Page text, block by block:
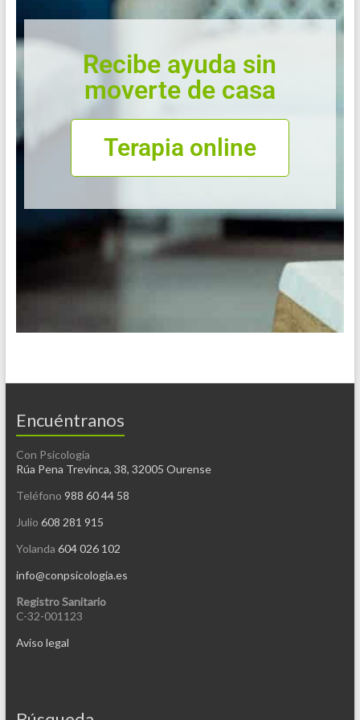
Recibe ayuda sin
moverte de casa
Terapia online
Encuéntranos
Con Psicología
Rúa Pena Trevinca, 38, 32005 Ourense
Teléfono 988 60 44 58
Julio 608 281 915
Yolanda 604 026 102
info@conpsicologia.es
Registro Sanitario
C-32-001123
Aviso legal